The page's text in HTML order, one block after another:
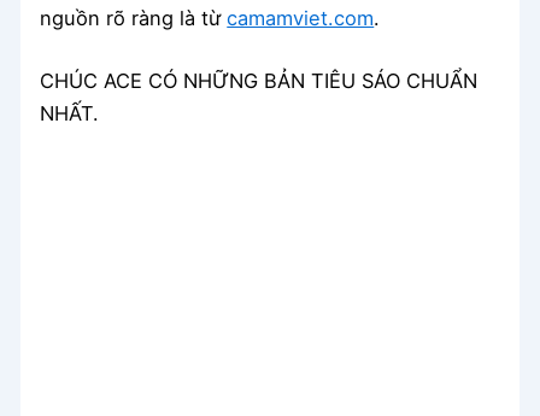
nguồn rõ ràng là từcamamviet.com.
CHÚC ACE CÓ NHỮNG BẢN TIÊU SÁO CHUẨN
NHẤT.